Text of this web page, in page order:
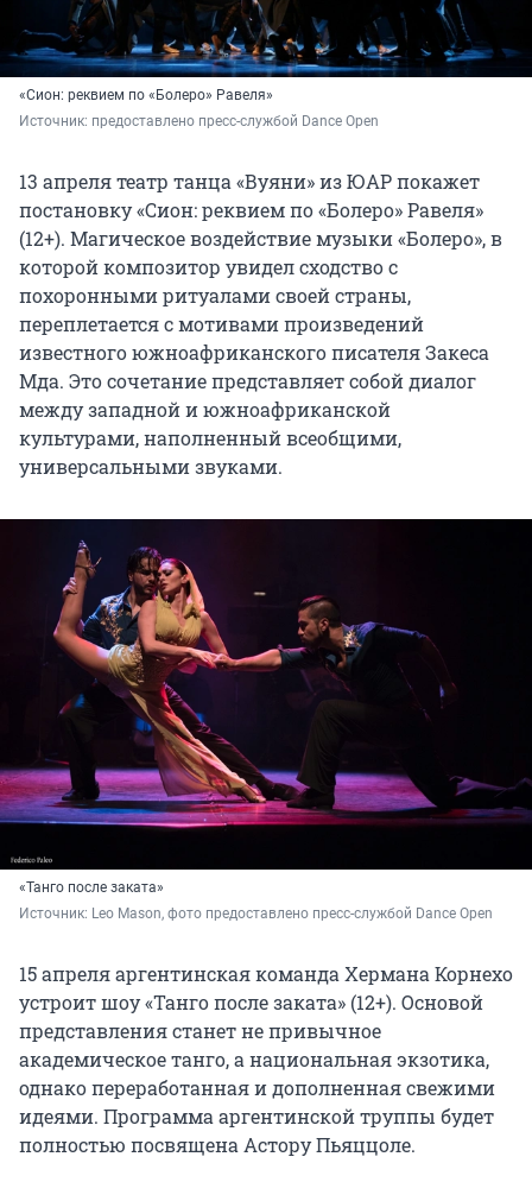
«Сион: реквием по «Болеро» Равеля»
Источник: предоставлено пресс-службой Dance Open
13 апреля театр танца «Вуяни» из ЮАР покажет
постановку «Сион: реквием по «Болеро» Равеля»
(12+). Магическое воздействие музыки «Болеро», в
которой композитор увидел сходство с
похоронными ритуалами своей страны,
переплетается с мотивами произведений
известного южноафриканского писателя Закеса
Мда. Это сочетание представляет собой диалог
между западной и южноафриканской
культурами, наполненный всеобщими,
универсальными звуками.
«Танго после заката»
Источник: Leo Mason, фото предоставлено пресс-службой Dance Open
15 апреля аргентинская команда Хермана Корнехо
устроит шоу «Танго после заката» (12+). Основой
представления станет не привычное
академическое танго, а национальная экзотика,
однако переработанная и дополненная свежими
идеями. Программа аргентинской труппы будет
полностью посвящена Астору Пьяццоле.